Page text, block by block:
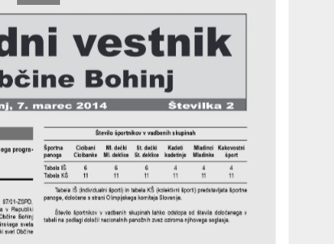
. 207
marec     14 Š 2tevilka
vestnik
ine Bohinjč
progra-
01-ZSPD,
v  Republiki
Bohinj
sveta
svet Občine
Število športnikov v vadbenih skupinah
Športna Cicibani Ml. dečki St. dečki Kadeti Mladinci  Kakovostni
panoga Cicibanke Ml. deklice St. deklice kadetinje Mladinke šport
Tabela IŠ 6 6 6 4 4
4
Tabela KŠ
11 11 11 11 11 11
Tabela IŠ (individualni športi) in tabela KŠ (kolektivni športi) predstavljata športne
panoge, določene s strani Olimpijskega komiteja Slovenije.
Število športnikov v vadbenih skupinah lahko odstopa od števila določenega v
tabeli na podlagi določil nacionalnih panožnih zvez oziroma njihovega soglasja.